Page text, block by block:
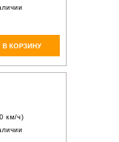
В КОРЗИНУ
км/ч)